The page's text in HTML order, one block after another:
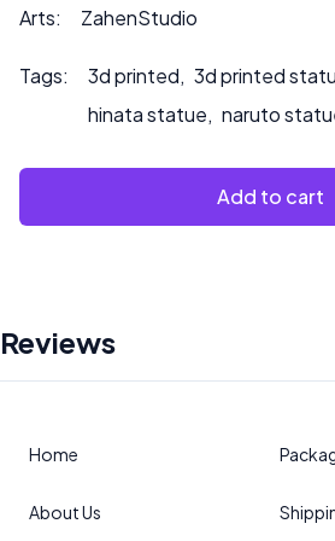
Arts: ZahenStudio
Tags: 3d printed, 3d printed
hinata statue, naruto
Add to cart
Reviews
Home
About Us